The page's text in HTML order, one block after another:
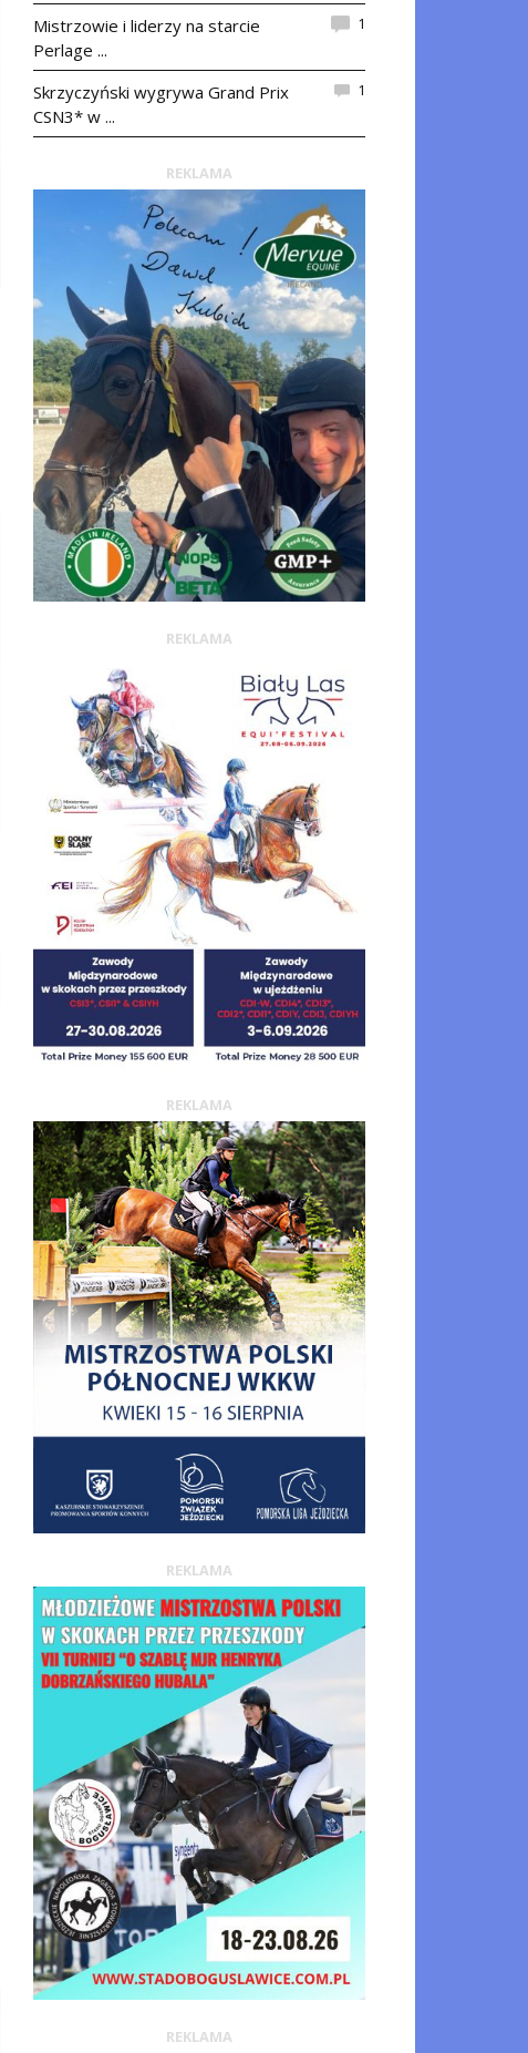
Mistrzowie i liderzy na starcie
Perlage ...
1
Skrzyczyński wygrywa Grand Prix
CSN3* w ...
1
REKLAMA
REKLAMA
REKLAMA
REKLAMA
REKLAMA